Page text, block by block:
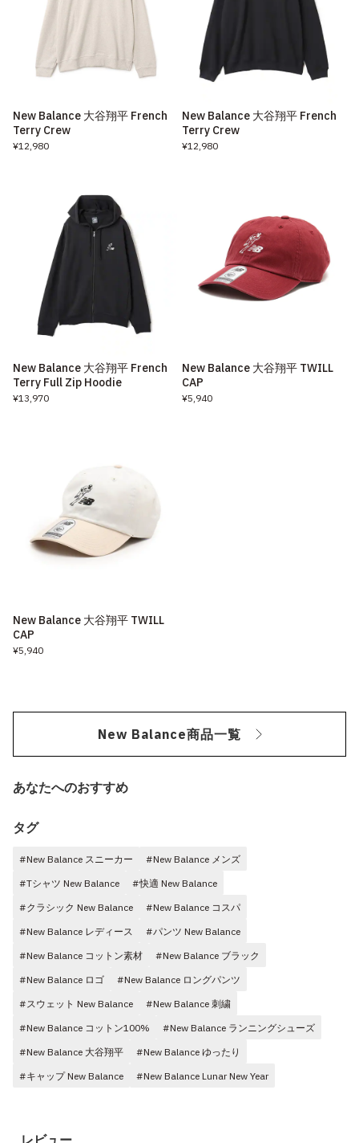
New Balance 大谷翔平 French
Terry Crew
¥12,980
New Balance 大谷翔平 French
Terry Crew
¥12,980
New Balance 大谷翔平 French
Terry Full Zip Hoodie
¥13,970
New Balance 大谷翔平 TWILL
CAP
¥5,940
New Balance 大谷翔平 TWILL
CAP
¥5,940
New Balance商品一覧
あなたへのおすすめ
タグ
#New Balance スニーカー
#New Balance メンズ
#Tシャツ New Balance
#快適 New Balance
#クラシック New Balance
#New Balance コスパ
#New Balance レディース
#パンツ New Balance
#New Balance コットン素材
#New Balance ブラック
#New Balance ロゴ
#New Balance ロングパンツ
#スウェット New Balance
#New Balance 刺繍
#New Balance コットン100%
#New Balance ランニングシューズ
#New Balance 大谷翔平
#New Balance ゆったり
#キャップ New Balance
#New Balance Lunar New Year